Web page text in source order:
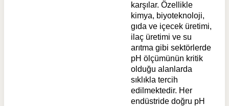
karşılar. Özellikle
kimya, biyoteknoloji,
gıda ve içecek üretimi,
ilaç üretimi ve su
arıtma gibi sektörlerde
pH ölçümünün kritik
olduğu alanlarda
sıklıkla tercih
edilmektedir. Her
endüstride doğru pH